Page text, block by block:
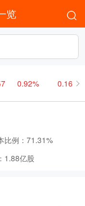
览
0.92% 0.16
比例： 71.31%
1.88亿股